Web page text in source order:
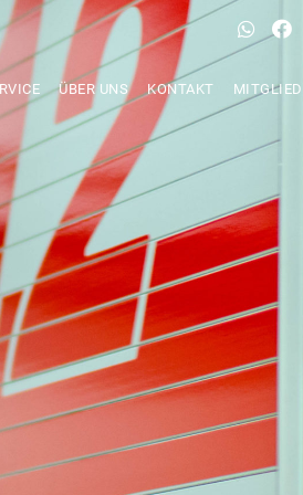
ÜBER UNS KONTAKT